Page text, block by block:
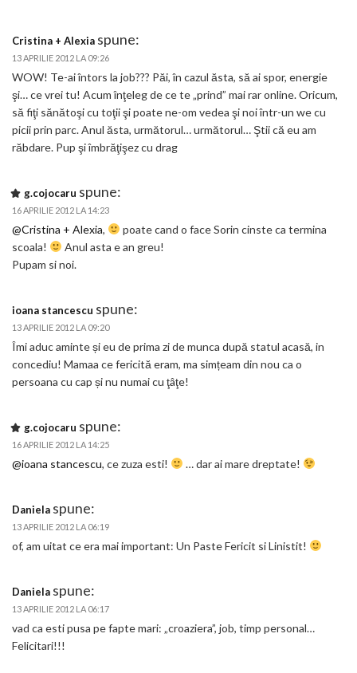
Cristina + Alexia spune:
13 APRILIE 2012 LA 09:26
WOW! Te-ai întors la job??? Păi, în cazul ăsta, să ai spor, energie
şi… ce vrei tu! Acum înţeleg de ce te „prind” mai rar online. Oricum,
să fiţi sănătoşi cu toţii şi poate ne-om vedea şi noi într-un we cu
picii prin parc. Anul ăsta, următorul… următorul… Ştii că eu am
răbdare. Pup şi îmbrăţişez cu drag
g.cojocaru spune:
16 APRILIE 2012 LA 14:23
@Cristina + Alexia,
poate cand o face Sorin cinste ca termina
scoala!
Anul asta e an greu!
Pupam si noi.
ioana stancescu spune:
13 APRILIE 2012 LA 09:20
Îmi aduc aminte și eu de prima zi de munca după statul acasă, in
concediu! Mamaa ce fericită eram, ma simțeam din nou ca o
persoana cu cap și nu numai cu ţâţe!
g.cojocaru spune:
16 APRILIE 2012 LA 14:25
@ioana stancescu, ce zuza esti! … dar ai mare dreptate!
Daniela spune:
13 APRILIE 2012 LA 06:19
of, am uitat ce era mai important: Un Paste Fericit si Linistit!
Daniela spune:
13 APRILIE 2012 LA 06:17
vad ca esti pusa pe fapte mari: „croaziera”, job, timp personal…
Felicitari!!!